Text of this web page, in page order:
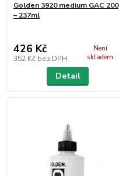
Golden 3920 medium GAC 200
– 237ml
426 Kč
352 Kč bez DPH
Není
skladem
Detail